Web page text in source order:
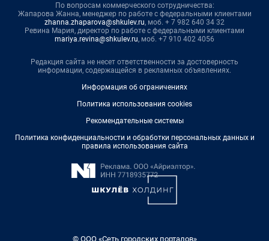
По вопросам коммерческого сотрудничества:
Жапарова Жанна, менеджер по работе с федеральными клиентами
zhanna.zhaparova@shkulev.ru, моб. + 7 982 640 34 32
Ревина Мария, директор по работе с федеральными клиентами
mariya.revina@shkulev.ru, моб. +7 910 402 4056
Редакция сайта не несет ответственности за достоверность
информации, содержащейся в рекламных объявлениях.
Информация об ограничениях
Политика использования cookies
Рекомендательные системы
Политика конфиденциальности и обработки персональных данных и
правила использования сайта
© ООО «Сеть городских порталов»